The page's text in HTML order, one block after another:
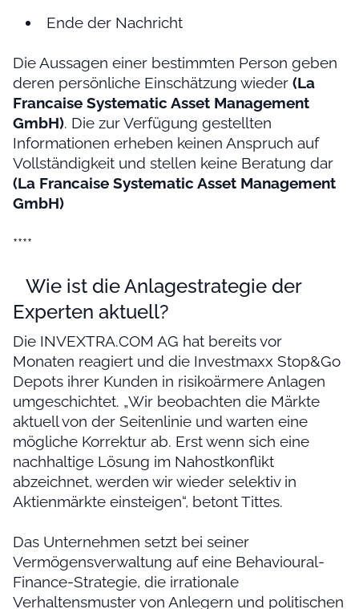
Ende der Nachricht
Die Aussagen einer bestimmten Person geben
deren persönliche Einschätzung wieder (La
Francaise Systematic Asset Management
GmbH). Die zur Verfügung gestellten
Informationen erheben keinen Anspruch auf
Vollständigkeit und stellen keine Beratung dar
(La Francaise Systematic Asset Management
GmbH)
****
Wie ist die Anlagestrategie der
Experten aktuell?
Die INVEXTRA.COM AG hat bereits vor
Monaten reagiert und die Investmaxx Stop&Go
Depots ihrer Kunden in risikoärmere Anlagen
umgeschichtet. „Wir beobachten die Märkte
aktuell von der Seitenlinie und warten eine
mögliche Korrektur ab. Erst wenn sich eine
nachhaltige Lösung im Nahostkonflikt
abzeichnet, werden wir wieder selektiv in
Aktienmärkte einsteigen“, betont Tittes.
Das Unternehmen setzt bei seiner
Vermögensverwaltung auf eine Behavioural-
Finance-Strategie, die irrationale
Verhaltensmuster von Anlegern und politischen